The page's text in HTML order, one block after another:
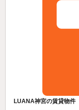
LUANA神宮の賃貸物件